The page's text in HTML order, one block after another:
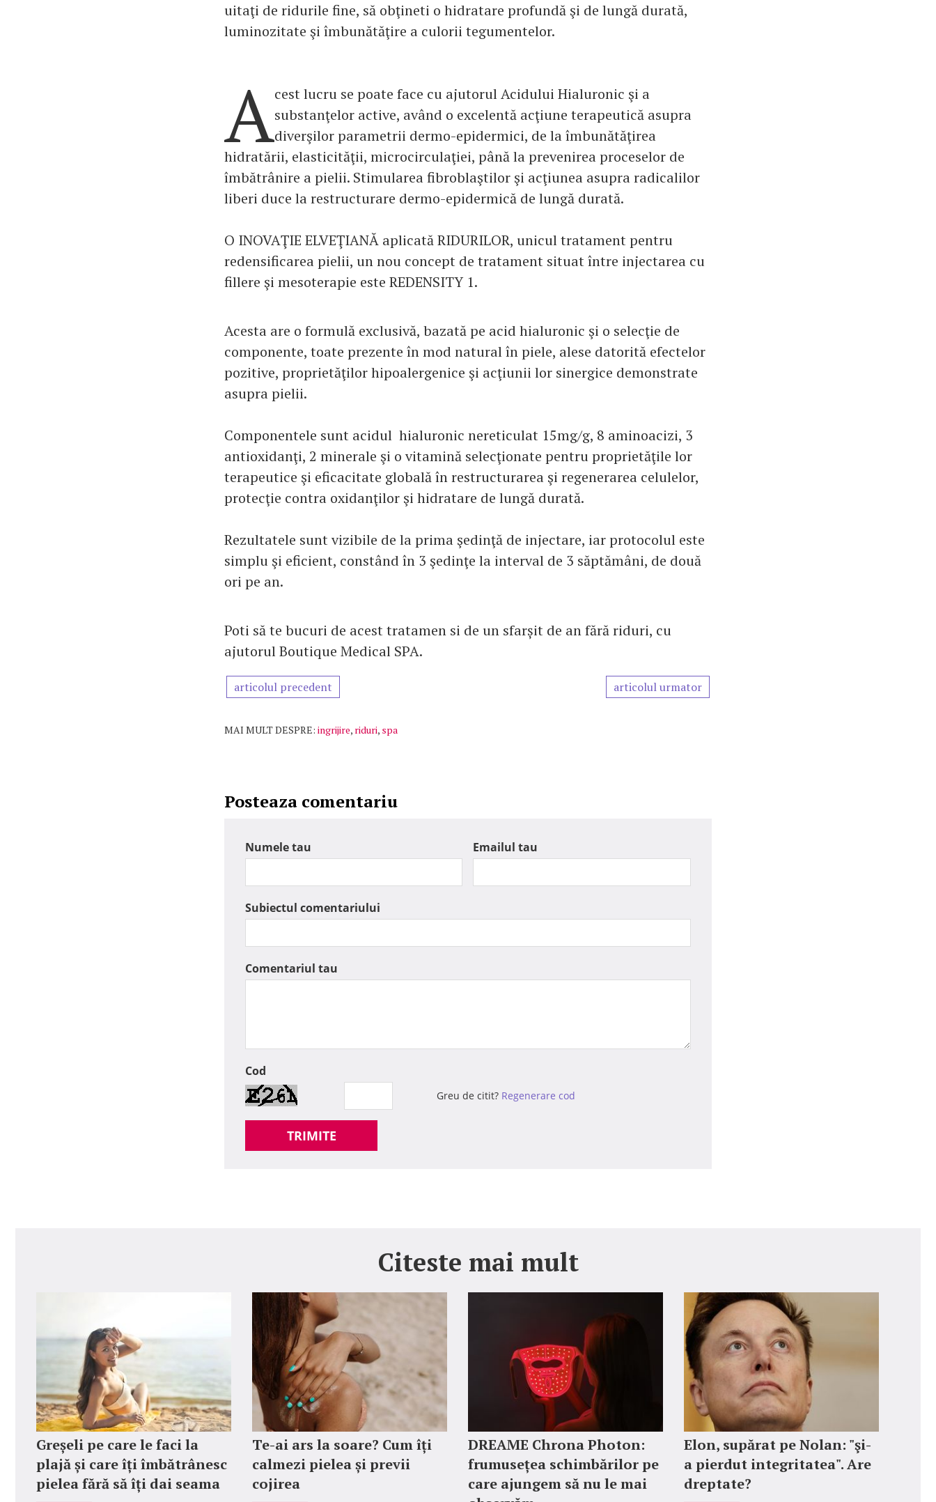
uitaţi de ridurile fine, să obţineti o hidratare profundă şi de lungă durată,
luminozitate şi îmbunătăţire a culorii tegumentelor.
Acest lucru se poate face cu ajutorul Acidului Hialuronic şi a
substanţelor active, având o excelentă acţiune terapeutică asupra
diverşilor parametrii dermo-epidermici, de la îmbunătăţirea
hidratării, elasticităţii, microcirculaţiei, până la prevenirea proceselor de
îmbătrânire a pielii. Stimularea fibroblaştilor şi acţiunea asupra radicalilor
liberi duce la restructurare dermo-epidermică de lungă durată.
O INOVAŢIE ELVEŢIANĂ aplicată RIDURILOR, unicul tratament pentru
redensificarea pielii, un nou concept de tratament situat între injectarea cu
fillere şi mesoterapie este REDENSITY 1.
Acesta are o formulă exclusivă, bazată pe acid hialuronic şi o selecţie de
componente, toate prezente în mod natural în piele, alese datorită efectelor
pozitive, proprietăţilor hipoalergenice şi acţiunii lor sinergice demonstrate
asupra pielii.
Componentele sunt acidul hialuronic nereticulat 15mg/g, 8 aminoacizi, 3
antioxidanţi, 2 minerale şi o vitamină selecţionate pentru proprietăţile lor
terapeutice şi eficacitate globală în restructurarea şi regenerarea celulelor,
protecţie contra oxidanţilor şi hidratare de lungă durată.
Rezultatele sunt vizibile de la prima şedinţă de injectare, iar protocolul este
simplu şi eficient, constând în 3 şedinţe la interval de 3 săptămâni, de două
ori pe an.
Poti să te bucuri de acest tratamen si de un sfarșit de an fără riduri, cu
ajutorul Boutique Medical SPA.
articolul precedent articolul urmator
MAI MULT DESPRE: ingrijire, riduri, spa
Posteaza comentariu
Numele tau Emailul tau
Subiectul comentariului
Comentariul tau
Cod
Greu de citit? Regenerare cod
TRIMITE
Citeste mai mult
Greșeli pe care le faci la
plajă și care îți îmbătrânesc
pielea fără să îți dai seama
Te-ai ars la soare? Cum îți
calmezi pielea și previi
cojirea
DREAME Chrona Photon:
frumusețea schimbărilor pe
care ajungem să nu le mai
Elon, supărat pe Nolan: "şi-
a pierdut integritatea". Are
dreptate?